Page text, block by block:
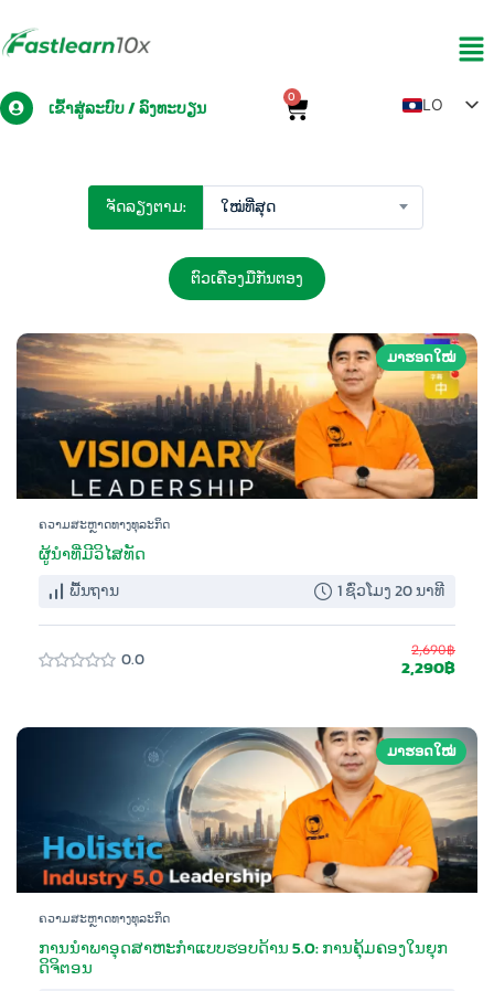
ເຂົ້າສູ່ລະບົບ / ລົງທະບຽນ
0
LO
ຈັດລຽງຕາມ: ໃໝ່ທີ່ສຸດ
ຕົວເຄື່ອງມືກັ່ນຕອງ
ມາຮອດໃໝ່
ຄວາມສະຫຼາດທາງທຸລະກິດ
ຜູ້ນຳທີ່ມີວິໄສທັດ
ພື້ນຖານ 1 ຊົ່ວໂມງ 20 ນາທີ
0.0 2,690฿
2,290฿
ມາຮອດໃໝ່
ຄວາມສະຫຼາດທາງທຸລະກິດ
ການນຳພາອຸດສາຫະກຳແບບຮອບດ້ານ 5.0: ການຄຸ້ມຄອງໃນຍຸກ
ດິຈິຕອນ